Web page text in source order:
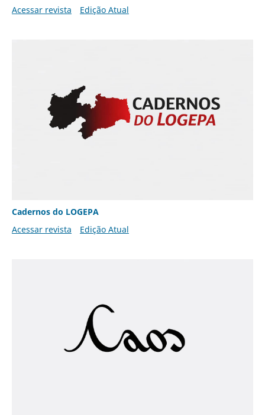
Acessar revista
Edição Atual
Cadernos do LOGEPA
Acessar revista
Edição Atual